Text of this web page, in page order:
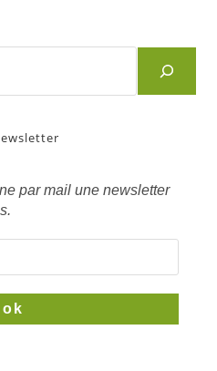
par mail une newsletter